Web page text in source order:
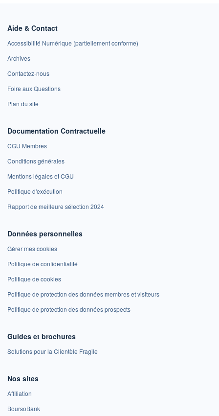
Aide & Contact
Accessibilité Numérique (partiellement conforme)
Archives
Contactez-nous
Foire aux Questions
Plan du site
Documentation Contractuelle
CGU Membres
Conditions générales
Mentions légales et CGU
Politique d'exécution
Rapport de meilleure sélection 2024
Données personnelles
Gérer mes cookies
Politique de confidentialité
Politique de cookies
Politique de protection des données membres et visiteurs
Politique de protection des données prospects
Guides et brochures
Solutions pour la Clientèle Fragile
Nos sites
Affiliation
BoursoBank